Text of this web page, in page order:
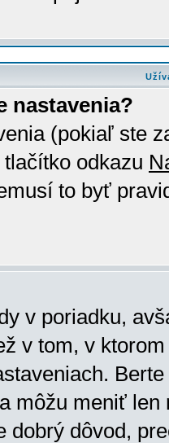
nastavenia?
(pokiaľ ste
odkazu
to byť
v poriadku,
v tom, v
môžu meniť
dobrý dôvod,